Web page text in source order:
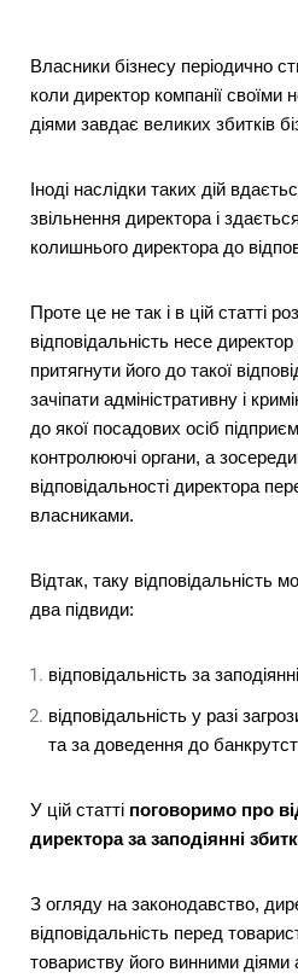
Власники бізнесу періодично
коли директор компанії
діями завдає великих збитків
Іноді наслідки таких дій
звільнення директора і
колишнього директора до
Проте це не так і в цій статті
відповідальність несе
притягнути його до такої
зачіпати адміністративну і
до якої посадових осіб
контролюючі органи, а
відповідальності директора
власниками.
Відтак, таку відповідальність
два підвиди:
відповідальність за
відповідальність у разі
та за доведення до
У цій статті поговоримо про
директора за заподіянні
З огляду на законодавство,
відповідальність перед
товариству його винними діями